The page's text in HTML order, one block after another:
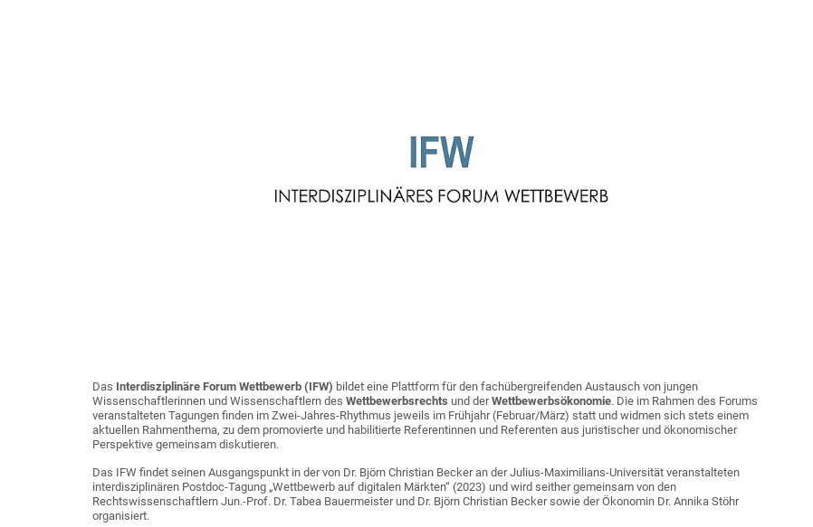
Das Interdisziplinäre Forum Wettbewerb (IFW) bildet eine Plattform für den fachübergreifenden Austausch von jungen
Wissenschaftlerinnen und Wissenschaftlern des Wettbewerbsrechts und derWettbewerbsökonomie. Die im Rahmen des Forums
veranstalteten Tagungen finden im Zwei-Jahres-Rhythmus jeweils im Frühjahr (Februar/März) statt und widmen sich stets einem
aktuellen Rahmenthema, zu dem promovierte und habilitierte Referentinnen und Referenten aus juristischer und ökonomischer
Perspektive gemeinsam diskutieren.
Das IFW findet seinen Ausgangspunkt in der von Dr. Björn Christian Becker an der Julius-Maximilians-Universität veranstalteten
interdisziplinären Postdoc-Tagung „Wettbewerb auf digitalen Märkten“ (2023) und wird seither gemeinsam von den
Rechtswissenschaftlern Jun.-Prof. Dr. Tabea Bauermeister und Dr. Björn Christian Becker sowie der Ökonomin Dr. Annika Stöhr
organisiert.